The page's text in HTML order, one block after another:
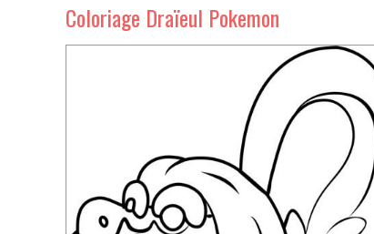
Coloriage Draïeul Pokemon